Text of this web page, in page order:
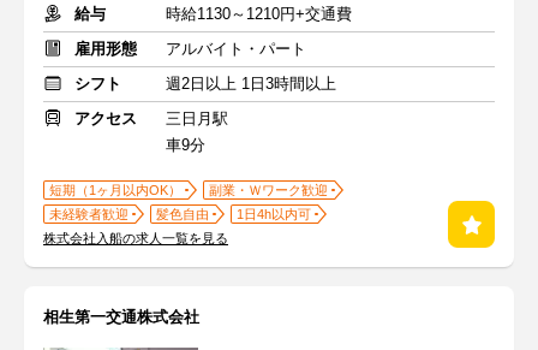
給与
時給1130～1210円+交通費
雇用形態
アルバイト・パート
シフト
週2日以上 1日3時間以上
アクセス
三日月駅
車9分
短期（1ヶ月以内OK）
副業・Ｗワーク歓迎
未経験者歓迎
髪色自由
1日4h以内可
株式会社入船の求人一覧を見る
相生第一交通株式会社